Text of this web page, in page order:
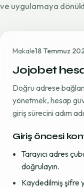
ve uygulamaya
Makale18 Temmuz
Jojobet
Doğru adrese
yönetmek, hesap
giriş sürecini adım
Giriş öncesi
Tarayıcı adres
doğrulayın.
Kaydedilmiş şifre